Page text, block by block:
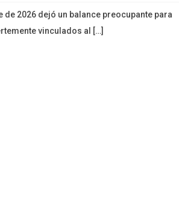
de 2026 dejó un balance preocupante para
vinculados al […]